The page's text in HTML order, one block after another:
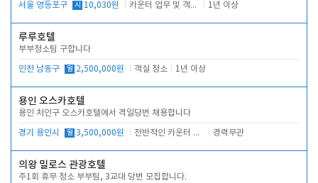
서울 영등포구 시 10,030원 카운터 업무 및 객실관리(청소상태 확인, 객실판매) 1년 이상
루루호텔
부부청소팀 구합니다
인천 남동구 월 2,500,000원 객실 청소 1년 이상
용인 오스카호텔
용인 처인구 오스카호텔에서 격일당번 채용합니다
경기 용인시 월 3,500,000원 전반적인 카운터 업무 경력무관
의왕 밀로스 관광호텔
주1회 휴무 청소 부부팀, 3교대 당번 모집합니다.